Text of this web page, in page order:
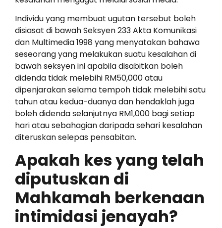
Individu yang membuat ugutan tersebut boleh
disiasat di bawah Seksyen 233 Akta Komunikasi
dan Multimedia 1998 yang menyatakan bahawa
seseorang yang melakukan suatu kesalahan di
bawah seksyen ini apabila disabitkan boleh
didenda tidak melebihi RM50,000 atau
dipenjarakan selama tempoh tidak melebihi satu
tahun atau kedua-duanya dan hendaklah juga
boleh didenda selanjutnya RM1,000 bagi setiap
hari atau sebahagian daripada sehari kesalahan
diteruskan selepas pensabitan.
Apakah kes yang telah
diputuskan di
Mahkamah berkenaan
intimidasi jenayah?